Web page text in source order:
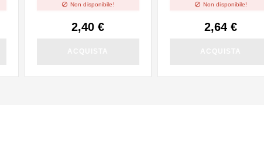
 Non disponibile!
2,40 €
Nicotina - 10ml
 Non disponibile!
2,64 €